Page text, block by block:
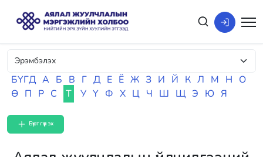
БҮГД А Б В Г Д Е Ё Ж З И Й К Л М Н О
Ө П Р С Т У Ү Ф Х Ц Ч Ш Щ Э Ю Я
Бүртгүүлэх